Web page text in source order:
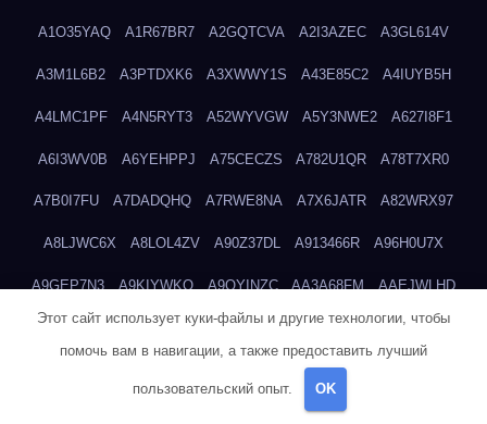
A1O35YAQ A1R67BR7 A2GQTCVA A2I3AZEC A3GL614V
A3M1L6B2 A3PTDXK6 A3XWWY1S A43E85C2 A4IUYB5H
A4LMC1PF A4N5RYT3 A52WYVGW A5Y3NWE2 A627I8F1
A6I3WV0B A6YEHPPJ A75CECZS A782U1QR A78T7XR0
A7B0I7FU A7DADQHQ A7RWE8NA A7X6JATR A82WRX97
A8LJWC6X A8LOL4ZV A90Z37DL A913466R A96H0U7X
A9GEP7N3 A9KIYWKO A9QYINZC AA3A68FM AAEJWLHD
AAEZRZ0I AAO3NKXF AAVKTCB4 AB6S6UZH ABAP8R3B
AC2GYKWG
ADOE3V3Y
Этот сайт использует куки-файлы и другие технологии, чтобы
помочь вам в навигации, а также предоставить лучший
пользовательский опыт. OK